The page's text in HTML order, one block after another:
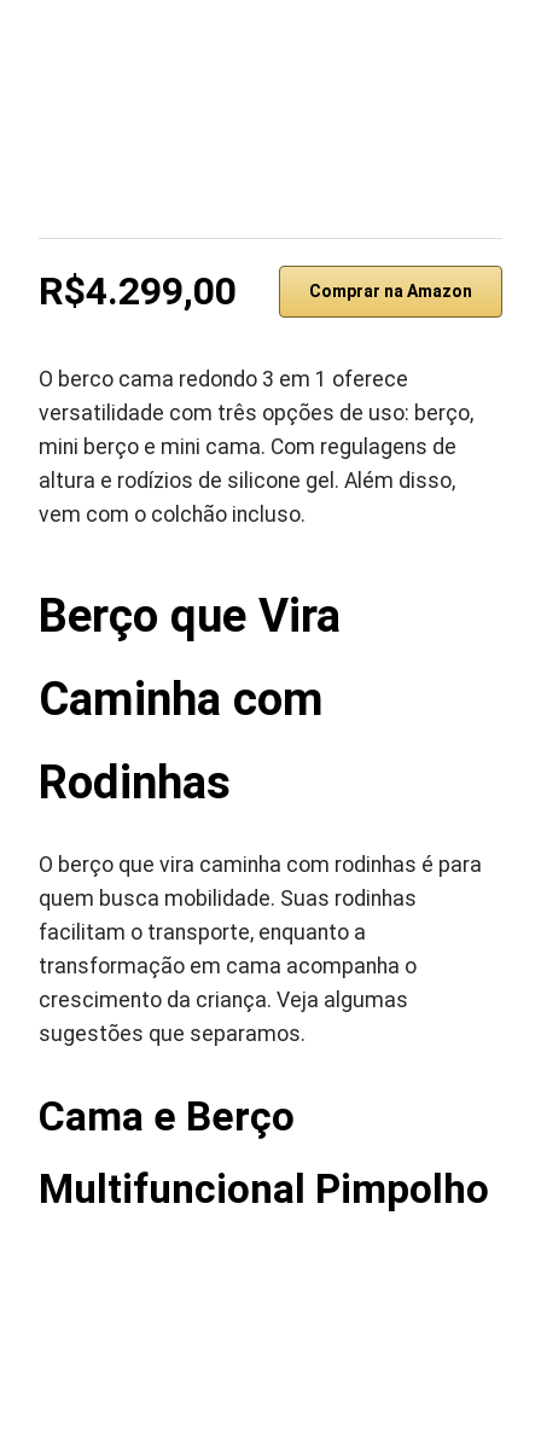
R$4.299,00 Comprar na Amazon
O berco cama redondo 3 em 1 oferece
versatilidade com três opções de uso: berço,
mini berço e mini cama. Com regulagens de
altura e rodízios de silicone gel. Além disso,
vem com o colchão incluso.
Berço que Vira
Caminha com
Rodinhas
O berço que vira caminha com rodinhas é para
quem busca mobilidade. Suas rodinhas
facilitam o transporte, enquanto a
transformação em cama acompanha o
crescimento da criança. Veja algumas
sugestões que separamos.
Cama e Berço
Multifuncional Pimpolho